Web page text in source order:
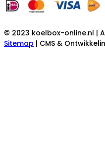
© 2023 koelbox-online.nl |
Sitemap | CMS &